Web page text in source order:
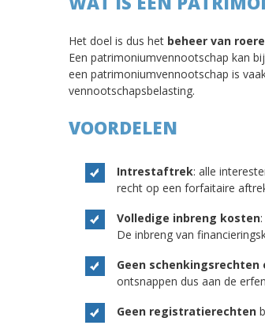
Het doel is dus het beheer van
Een patrimoniumvennootschap kan
een patrimoniumvennootschap is
vennootschapsbelasting.
VOORDELEN
Intrestaftrek: alle
recht op een forfaitaire
Volledige inbreng kosten
De inbreng van
Geen
ontsnappen dus aan de
Geen registratierechten